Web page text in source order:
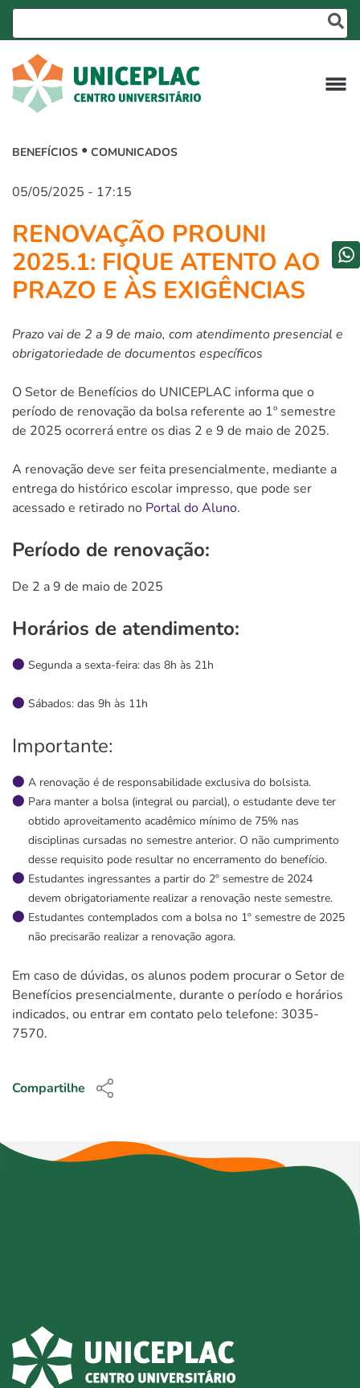
BENEFÍCIOS COMUNICADOS
05/05/2025 - 17:15
RENOVAÇÃO PROUNI
2025.1: FIQUE ATENTO AO
PRAZO E ÀS EXIGÊNCIAS
Prazo vai de 2 a 9 de maio, com atendimento presencial e
obrigatoriedade de documentos específicos
O Setor de Benefícios do UNICEPLAC informa que o
período de renovação da bolsa referente ao 1º semestre
de 2025 ocorrerá entre os dias 2 e 9 de maio de 2025.
A renovação deve ser feita presencialmente, mediante a
entrega do histórico escolar impresso, que pode ser
acessado e retirado no Portal do Aluno.
Período de renovação:
De 2 a 9 de maio de 2025
Horários de atendimento:
Segunda a sexta-feira: das 8h às 21h
Sábados: das 9h às 11h
Importante:
A renovação é de responsabilidade exclusiva do bolsista.
Para manter a bolsa (integral ou parcial), o estudante deve ter
obtido aproveitamento acadêmico mínimo de 75% nas
disciplinas cursadas no semestre anterior. O não cumprimento
desse requisito pode resultar no encerramento do benefício.
Estudantes ingressantes a partir do 2º semestre de 2024
devem obrigatoriamente realizar a renovação neste semestre.
Estudantes contemplados com a bolsa no 1º semestre de 2025
não precisarão realizar a renovação agora.
Em caso de dúvidas, os alunos podem procurar o Setor de
Benefícios presencialmente, durante o período e horários
indicados, ou entrar em contato pelo telefone: 3035-
7570.
Compartilhe